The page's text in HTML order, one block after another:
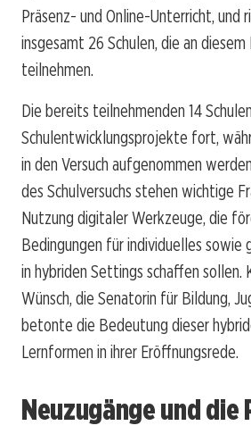
Präsenz- und Online-Unterricht, und
insgesamt 26 Schulen, die an
teilnehmen.
Die bereits teilnehmenden 14
Schulentwicklungsprojekte fort,
in den Versuch aufgenommen
des Schulversuchs stehen wichtige
Nutzung digitaler Werkzeuge, die
Bedingungen für individuelles sowie
in hybriden Settings schaffen sollen.
Wünsch, die Senatorin für Bildung,
betonte die Bedeutung dieser
Lernformen in ihrer Eröffnungsrede.
Neuzugänge und die